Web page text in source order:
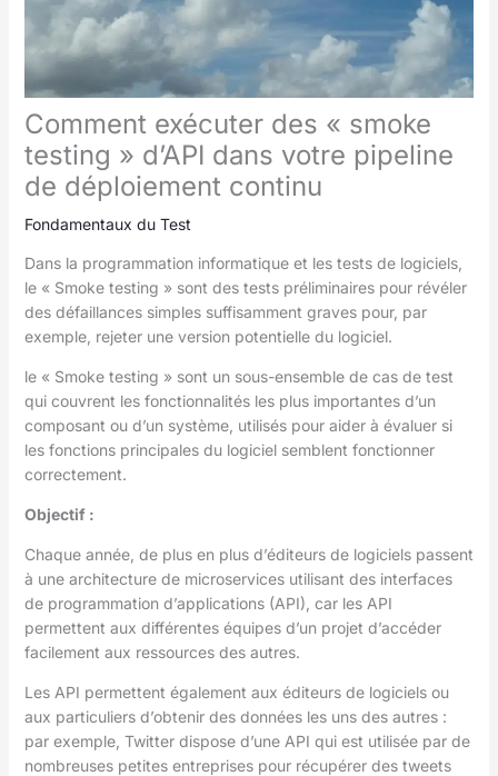
Comment exécuter des « smoke
testing » d’API dans votre pipeline
de déploiement continu
Fondamentaux du Test
Dans la programmation informatique et les tests de logiciels,
le « Smoke testing » sont des tests préliminaires pour révéler
des défaillances simples suffisamment graves pour, par
exemple, rejeter une version potentielle du logiciel.
le « Smoke testing » sont un sous-ensemble de cas de test
qui couvrent les fonctionnalités les plus importantes d’un
composant ou d’un système, utilisés pour aider à évaluer si
les fonctions principales du logiciel semblent fonctionner
correctement.
Objectif :
Chaque année, de plus en plus d’éditeurs de logiciels passent
à une architecture de microservices utilisant des interfaces
de programmation d’applications (API), car les API
permettent aux différentes équipes d’un projet d’accéder
facilement aux ressources des autres.
Les API permettent également aux éditeurs de logiciels ou
aux particuliers d’obtenir des données les uns des autres :
par exemple, Twitter dispose d’une API qui est utilisée par de
nombreuses petites entreprises pour récupérer des tweets